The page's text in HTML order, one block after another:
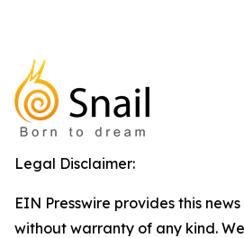
Legal Disclaimer:
EIN Presswire provides this
without warranty of any kind.